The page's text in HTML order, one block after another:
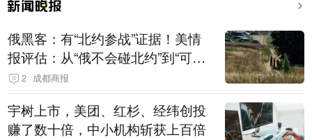
俄黑客：有“北约参战”证据！美情
报评估：从“俄不会碰北约”到“可能
发动有限攻击”
2 成都商报
宇树上市，美团、红杉、经纬创投
赚了数十倍，中小机构斩获上百倍